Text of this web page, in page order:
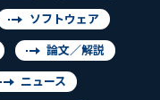
ソフトウェア
論文／解説
ニュース